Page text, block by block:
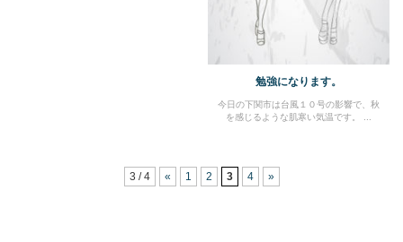
勉強になります。
今日の下関市は台風１０号の影響で、秋
を感じるような肌寒い気温です。 ...
3 / 4 « 1 2 3 4 »